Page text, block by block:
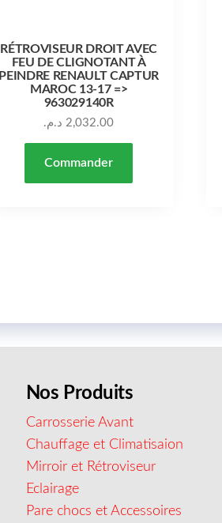
RÉTROVISEUR DROIT AVEC
FEU DE CLIGNOTANT À
PEINDRE RENAULT CAPTUR
MAROC 13-17 =>
963029140R
2,032.00 د.م.
Commander
Nos Produits
Carrosserie Avant
Chauffage et Climatisaion
Mirroir et Rétroviseur
Eclairage
Pare chocs et Accessoires